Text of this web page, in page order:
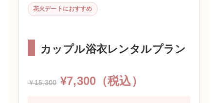
花火デートにおすすめ
カップル浴衣レンタルプラン
￥15,300 ¥7,300（税込）